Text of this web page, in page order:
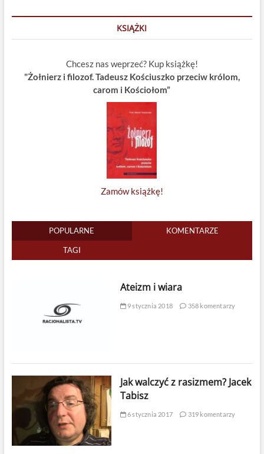
KSIĄŻKI
Chcesz nas weprzeć? Kup książkę!
"Żołnierz i filozof. Tadeusz Kościuszko przeciw królom,
carom i Kościołom”
Zamów książkę!
POPULARNE KOMENTARZE
TAGI
Ateizm i wiara
9 stycznia 2018 358 komentarzy
Jak walczyć z rasizmem? Jacek
Tabisz
6 stycznia 2017 319 komentarzy